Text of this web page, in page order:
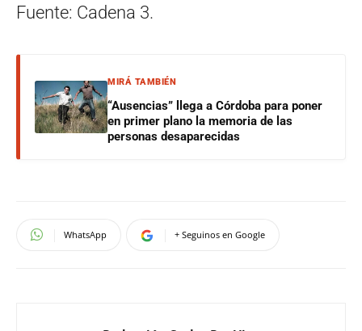
Fuente: Cadena 3.
MIRÁ TAMBIÉN
“Ausencias” llega a Córdoba para poner
en primer plano la memoria de las
personas desaparecidas
WhatsApp + Seguinos en Google